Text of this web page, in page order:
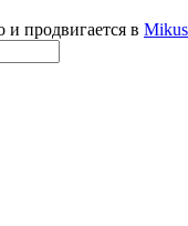
и продвигается в